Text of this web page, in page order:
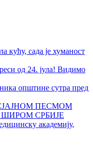
кућу, сада је хуманост
од 24. јула! Видимо
општине сутра пред
ПЕСМОМ
СРБИЈЕ
академију,